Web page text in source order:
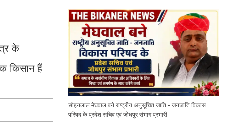
के
किसान हैं
सोहनलाल मेघवाल बने राष्ट्रीय अनुसूचित जाति - जनजाति विकास
परिषद के प्रदेश सचिव एवं जोधपुर संभाग प्रभारी